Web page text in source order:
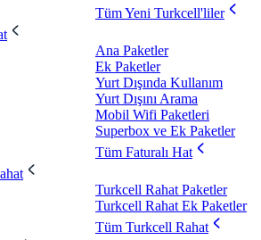
Tüm Yeni Turkcell'liler
Ana Paketler
Ek Paketler
Yurt Dışında Kullanım
Yurt Dışını Arama
Mobil Wifi Paketleri
Superbox ve Ek Paketler
Tüm Faturalı Hat
Turkcell Rahat Paketler
Turkcell Rahat Ek Paketler
Tüm Turkcell Rahat